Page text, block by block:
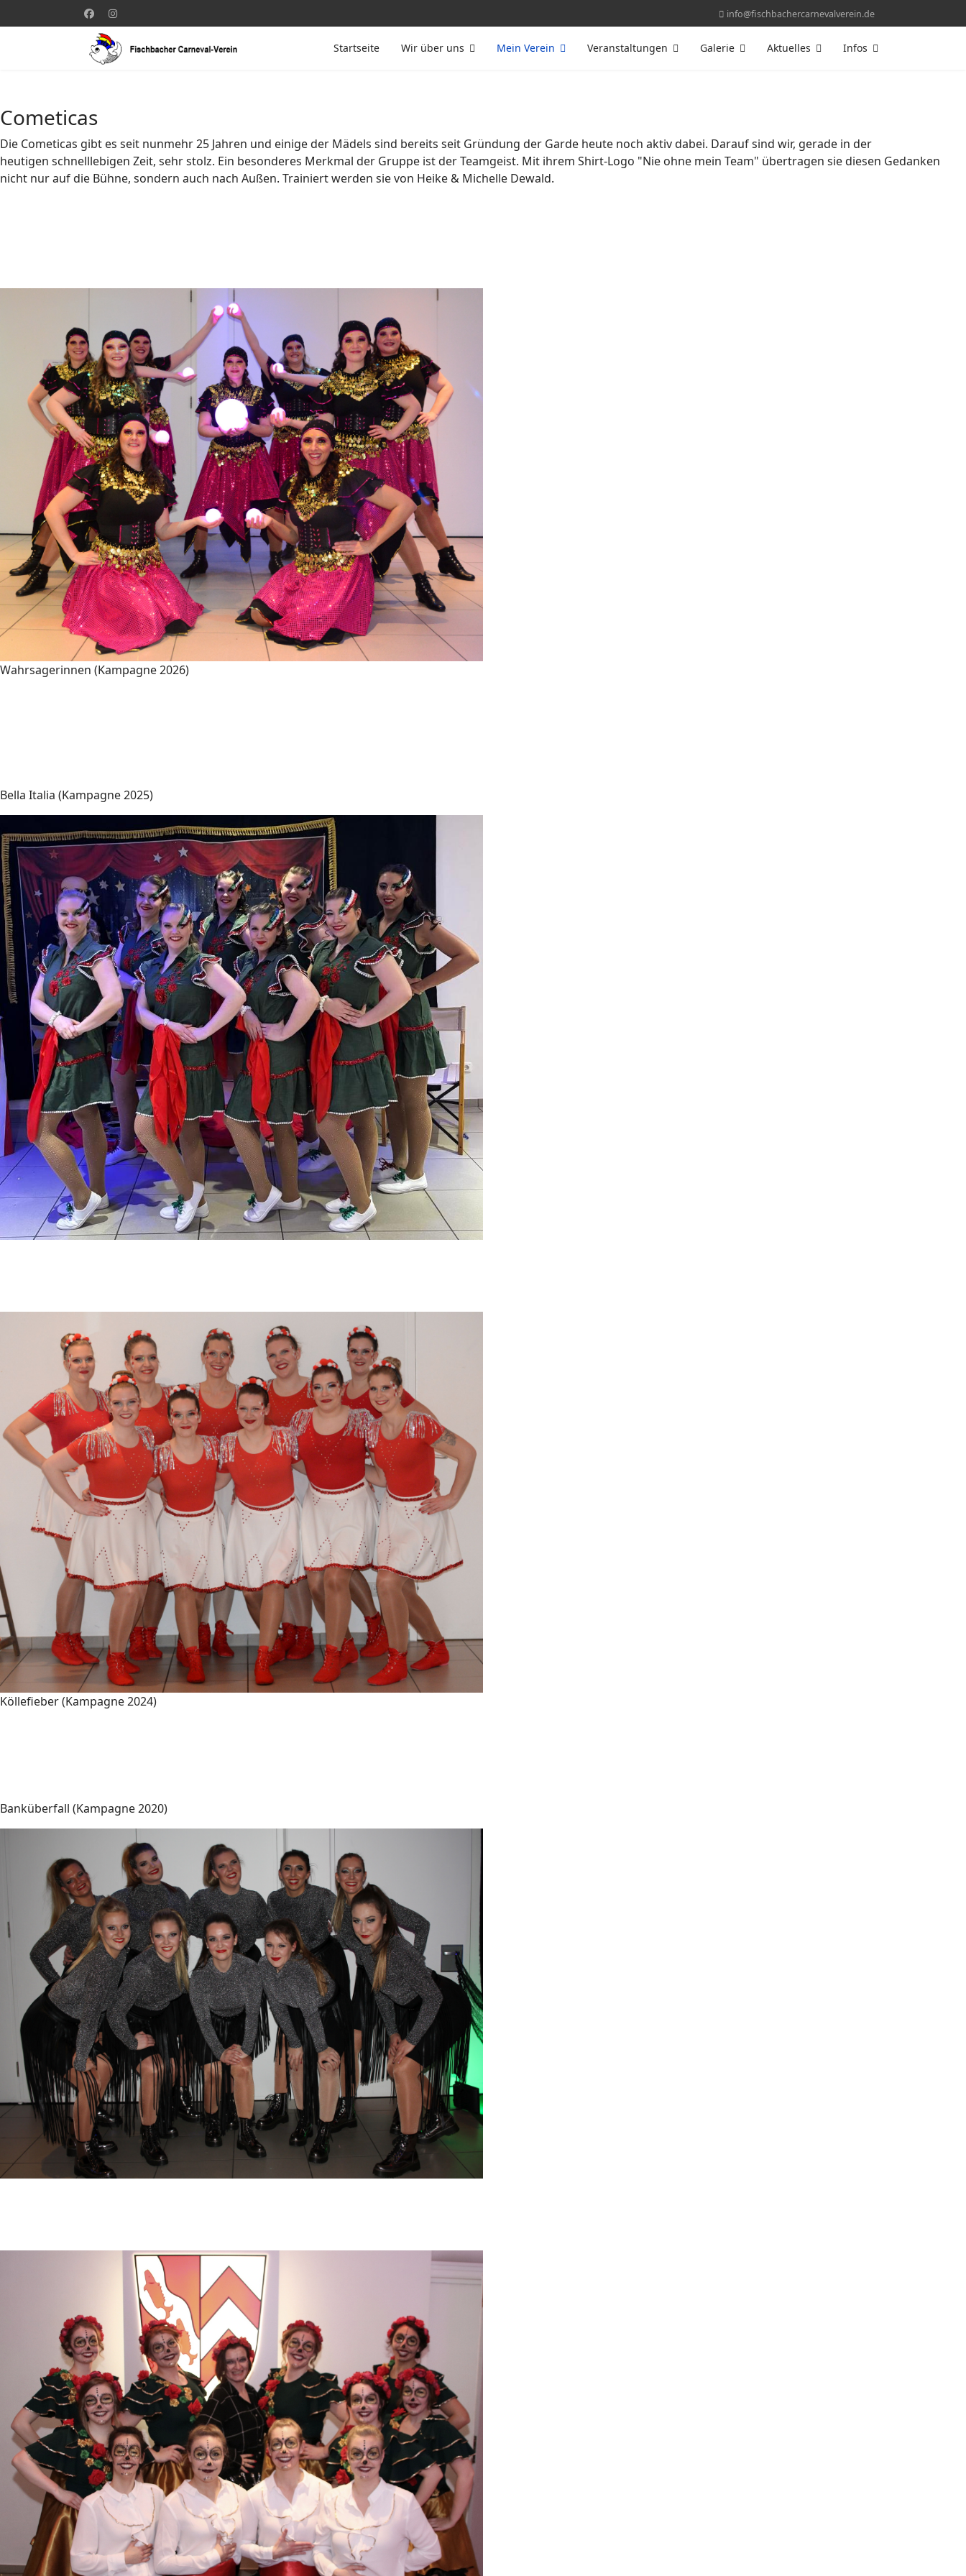
info@fischbachercarnevalverein.de
Startseite Wir über uns Mein Verein Veranstaltungen Galerie Aktuelles Infos
Cometicas
Die Cometicas gibt es seit nunmehr 25 Jahren und einige der Mädels sind bereits seit Gründung der Garde heute noch aktiv dabei. Darauf sind wir, gerade in der
heutigen schnelllebigen Zeit, sehr stolz. Ein besonderes Merkmal der Gruppe ist der Teamgeist. Mit ihrem Shirt-Logo "Nie ohne mein Team" übertragen sie diesen Gedanken
nicht nur auf die Bühne, sondern auch nach Außen. Trainiert werden sie von Heike & Michelle Dewald.
Wahrsagerinnen (Kampagne 2026)
Bella Italia (Kampagne 2025)
Köllefieber (Kampagne 2024)
Banküberfall (Kampagne 2020)